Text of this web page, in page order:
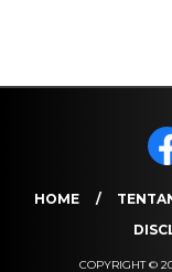
HOME
COPYRIGHT ©